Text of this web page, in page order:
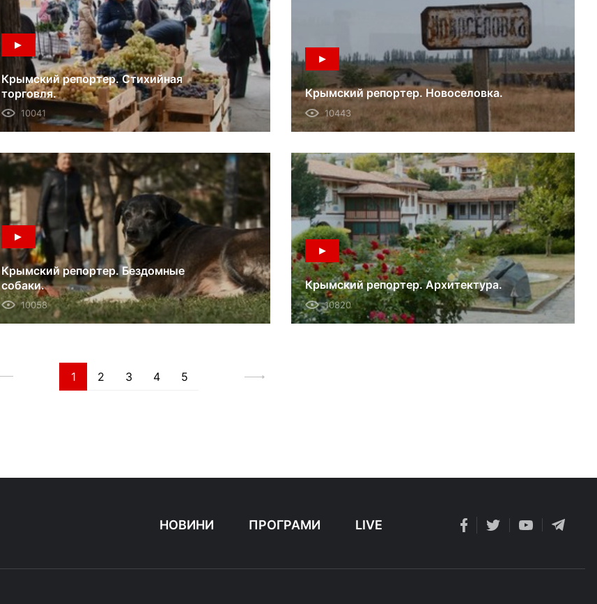
Крымский репортер. Стихийная
торговля.
10041
Крымский репортер. Новоселовка.
10443
Крымский репортер. Бездомные
собаки.
10058
Крымский репортер. Архитектура.
10820
1 2 3 4 5
НОВИНИ ПРОГРАМИ LIVE